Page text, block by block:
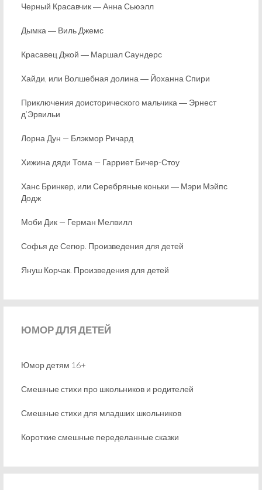
Черный Красавчик ― Анна Сьюэлл
Дымка ― Виль Джемс
Красавец Джой ― Маршал Саундерс
Хайди, или Волшебная долина ― Йоханна Спири
Приключения доисторического мальчика ― Эрнест
д’Эрвильи
Лорна Дун — Блэкмор Ричард
Хижина дяди Тома — Гарриет Бичер-Стоу
Ханс Бринкер, или Серебряные коньки ― Мэри Мэйпс
Додж
Моби Дик — Герман Мелвилл
Софья де Сегюр. Произведения для детей
Януш Корчак. Произведения для детей
ЮМОРДЛЯ ДЕТЕЙ
Юмор детям 16+
Смешные стихи про школьников и родителей
Смешные стихи для младших школьников
Короткие смешные переделанные сказки